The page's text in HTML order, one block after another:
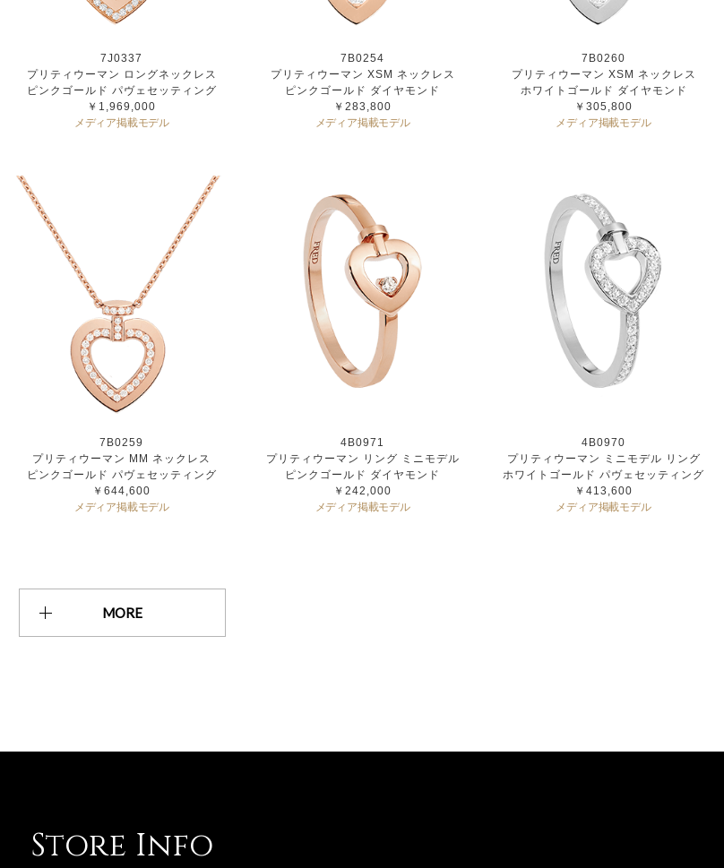
7J0337
プリティウーマン ロングネックレス
ピンクゴールド パヴェセッティング
￥1,969,000
メディア掲載モデル
7B0254
プリティウーマン XSM ネックレス
ピンクゴールド ダイヤモンド
￥283,800
メディア掲載モデル
7B0260
プリティウーマン XSM ネックレス
ホワイトゴールド ダイヤモンド
￥305,800
メディア掲載モデル
7B0259
プリティウーマン MM ネックレス
ピンクゴールド パヴェセッティング
￥644,600
メディア掲載モデル
4B0971
プリティウーマン リング ミニモデル
ピンクゴールド ダイヤモンド
￥242,000
メディア掲載モデル
4B0970
プリティウーマン ミニモデル リング
ホワイトゴールド パヴェセッティング
￥413,600
メディア掲載モデル
MORE
Store Info